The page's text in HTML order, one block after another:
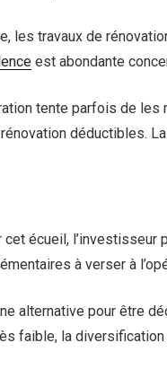
les travaux de
est abondante
tente parfois de les
déductibles.
cet écueil, l’investisseur
à verser à
alternative pour être
faible, la